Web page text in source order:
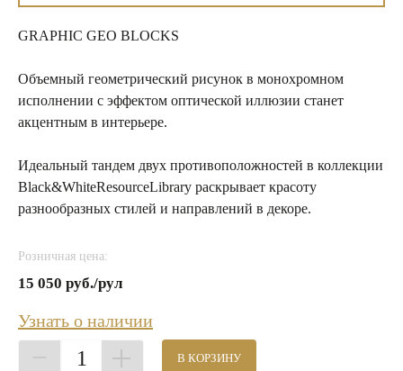
GRAPHIC GEO BLOCKS
Объемный геометрический рисунок в монохромном
исполнении с эффектом оптической иллюзии станет
акцентным в интерьере.
Идеальный тандем двух противоположностей в коллекции
Black&WhiteResourceLibrary раскрывает красоту
разнообразных стилей и направлений в декоре.
Розничная цена:
15 050 руб./рул
Узнать о наличии
1 В КОРЗИНУ